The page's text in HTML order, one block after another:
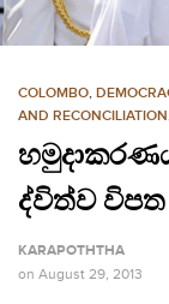
t
e
COLOMBO,
AND RECONCILIATION
ද්විත්ව විපත
KARAPOTHTHA
on August 29, 2013